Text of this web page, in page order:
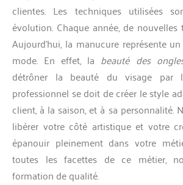
clientes. Les techniques utilisées
évolution. Chaque année, de nouvelles
Aujourd’hui, la manucure représente
mode. En effet, la beauté des
détrôner la beauté du visage par
professionnel se doit de créer le style
client, à la saison, et à sa personnalité.
libérer votre côté artistique et votre
épanouir pleinement dans votre
toutes les facettes de ce métier,
formation de qualité.